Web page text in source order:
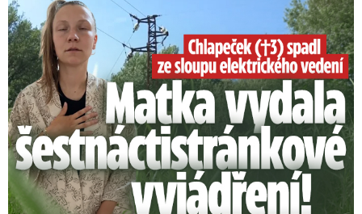
Smrtelný pád chlapce: Matka vydala vyjádření na 16 stran